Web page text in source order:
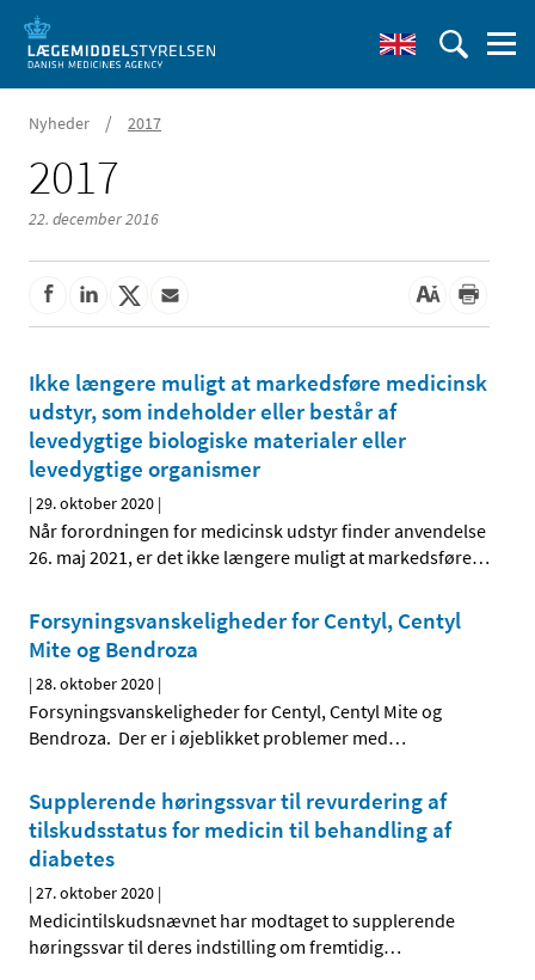
Nyheder / 2017
2017
22. december 2016
Ikke længere muligt at markedsføre medicinsk
udstyr, som indeholder eller består af
levedygtige biologiske materialer eller
levedygtige organismer
|29. oktober 2020 |
Når forordningen for medicinsk udstyr finder anvendelse
26. maj 2021, er det ikke længere muligt at markedsføre…
Forsyningsvanskeligheder for Centyl, Centyl
Mite og Bendroza
|28. oktober 2020 |
Forsyningsvanskeligheder for Centyl, Centyl Mite og
Bendroza. Der er i øjeblikket problemer med…
Supplerende høringssvar til revurdering af
tilskudsstatus for medicin til behandling af
diabetes
|27. oktober 2020 |
Medicintilskudsnævnet har modtaget to supplerende
høringssvar til deres indstilling om fremtidig…